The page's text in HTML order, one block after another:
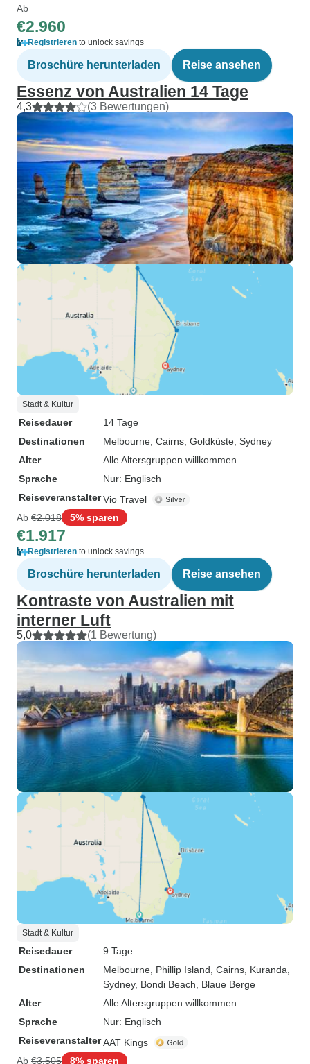
Ab
€2.960
Registrieren to unlock savings
Broschüre herunterladen Reise ansehen
Essenz von Australien 14 Tage
4,3 (3 Bewertungen)
Stadt & Kultur
Reisedauer
14 Tage
Destinationen
Melbourne , Cairns , Goldküste , Sydney
Alter
Alle Altersgruppen willkommen
Sprache
Nur: Englisch
ReiseveranstalterVio Travel
Ab €2.018 5% sparen
€1.917
Registrieren to unlock savings
Broschüre herunterladen Reise ansehen
Kontraste von Australien mit
interner Luft
5,0 (1 Bewertung)
Stadt & Kultur
Reisedauer
9 Tage
Destinationen
Melbourne , Phillip Island , Cairns , Kuranda
Sydney, Bondi Beach , Blaue Berge
Alter
Alle Altersgruppen willkommen
Sprache
Nur: Englisch
ReiseveranstalterAAT Kings
Ab €3.505 8% sparen